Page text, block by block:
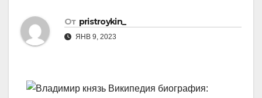
От pristroykin_
ЯНВ 9, 2023